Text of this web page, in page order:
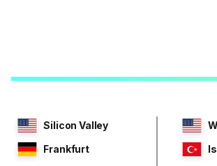
Silicon Valley
Frankfurt